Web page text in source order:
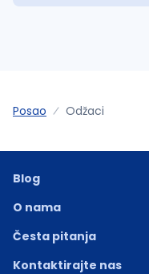
Posao Odžaci
Blog
O nama
Česta pitanja
Kontaktirajte nas